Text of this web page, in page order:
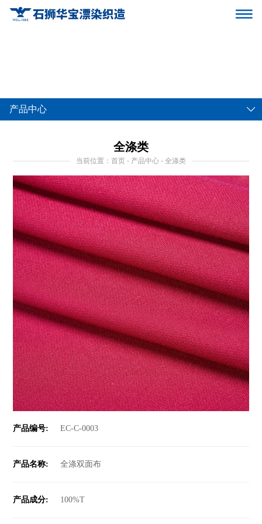
产品中心
全涤类
当前位置：首页 - 产品中心 - 全涤类
产品编号: EC-C-0003
产品名称: 全涤双面布
产品成分: 100%T